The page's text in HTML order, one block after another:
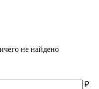
не найдено
₽